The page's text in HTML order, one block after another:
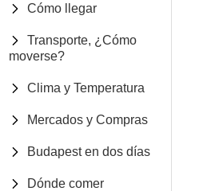
Cómo llegar
Transporte, ¿Cómo
moverse?
Clima y Temperatura
Mercados y Compras
Budapest en dos días
Dónde comer